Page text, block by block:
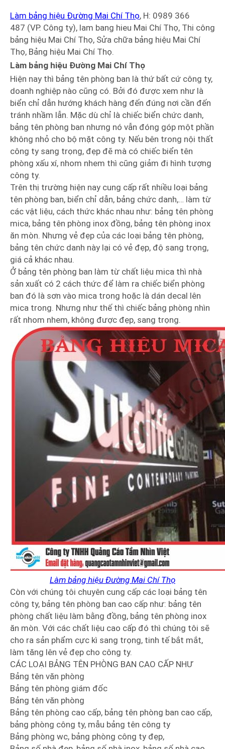
Làm bảng hiệu Đường Mai Chí Thọ, H: 0989 366
487 (VP. Công ty), lam bang hieu Mai Chí Thọ, Thi công
bảng hiệu Mai Chí Thọ, Sửa chữa bảng hiệu Mai Chí
Thọ, Bảng hiệu Mai Chí Thọ.
Làm bảng hiệu Đường Mai Chí Thọ
Hiện nay thì bảng tên phòng ban là thứ bất cứ công ty,
doanh nghiệp nào cũng có. Bởi đó được xem như là
biển chỉ dẫn hướng khách hàng đến đúng nơi cần đến
tránh nhầm lẫn. Mặc dù chỉ là chiếc biển chức danh,
bảng tên phòng ban nhưng nó vẫn đóng góp một phần
không nhỏ cho bộ mặt công ty. Nếu bên trong nội thất
công ty sang trọng, đẹp đẽ mà có chiếc biển tên
phòng xấu xí, nhom nhem thì cũng giảm đi hình tượng
công ty.
Trên thị trường hiện nay cung cấp rất nhiều loại bảng
tên phòng ban, biển chỉ dẫn, bảng chức danh,… làm từ
các vật liệu, cách thức khác nhau như: bảng tên phòng
mica, bảng tên phòng inox đồng, bảng tên phòng inox
ăn mòn. Nhưng vẻ đẹp của các loại bảng tên phòng,
bảng tên chức danh này lại có vẻ đẹp, độ sang trọng,
giá cả khác nhau.
Ở bảng tên phòng ban làm từ chất liệu mica thì nhà
sản xuất có 2 cách thức để làm ra chiếc biển phòng
ban đó là sơn vào mica trong hoặc là dán decal lên
mica trong. Nhưng như thế thì chiếc bảng phòng nhìn
rất nhom nhem, không được đẹp, sang trọng.
Làm bảng hiệu Đường Mai Chí Thọ
Còn với chúng tôi chuyên cung cấp các loại bảng tên
công ty, bảng tên phòng ban cao cấp như: bảng tên
phòng chất liệu làm bằng đồng, bảng tên phòng inox
ăn mòn. Với các chất liệu cao cấp đó thì chúng tôi sẽ
cho ra sản phẩm cực kì sang trọng, tinh tế bắt mắt,
làm tăng lên vẻ đẹp cho công ty.
CÁC LOẠI BẢNG TÊN PHÒNG BAN CAO CẤP NHƯ
Bảng tên văn phòng
Bảng tên phòng giám đốc
Bảng tên văn phòng
Bảng tên phòng cao cấp, bảng tên phòng ban cao cấp,
bảng phòng công ty, mẫu bảng tên công ty
Bảng phòng wc, bảng phòng công ty đẹp,